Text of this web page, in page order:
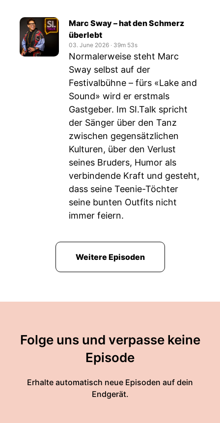
Marc Sway – hat den Schmerz
überlebt
03. June 2026 ‧ 39m 53s
Normalerweise steht Marc
Sway selbst auf der
Festivalbühne – fürs «Lake and
Sound» wird er erstmals
Gastgeber. Im SI.Talk spricht
der Sänger über den Tanz
zwischen gegensätzlichen
Kulturen, über den Verlust
seines Bruders, Humor als
verbindende Kraft und gesteht,
dass seine Teenie-Töchter
seine bunten Outfits nicht
immer feiern.
Weitere Episoden
Folge uns und verpasse keine
Episode
Erhalte automatisch neue Episoden auf dein
Endgerät.